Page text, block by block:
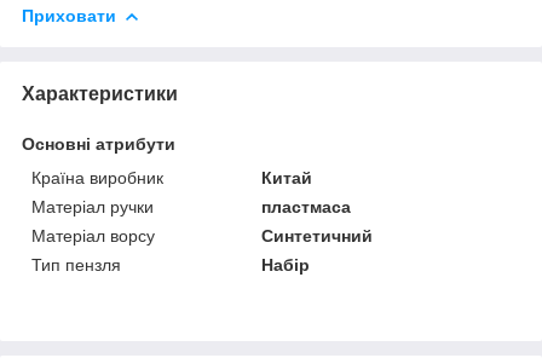
Приховати
Характеристики
Основні атрибути
Країна виробник
Китай
Матеріал ручки
пластмаса
Матеріал ворсу
Синтетичний
Тип пензля
Набір